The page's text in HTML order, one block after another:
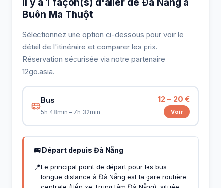
Buôn Ma Thuột
Sélectionnez une option ci-dessous pour voir le
détail de l'itinéraire et comparer les prix.
Réservation sécurisée via notre partenaire
12go.asia.
Bus
5h 48min – 7h 32min
12 – 20 €
Voir
🚌 Départ depuis Đà Nẵng
📍Le principal point de départ pour les bus
longue distance à Đà Nẵng est la gare routière
centrale (Bến xe Trung tâm Đà Nẵng), située